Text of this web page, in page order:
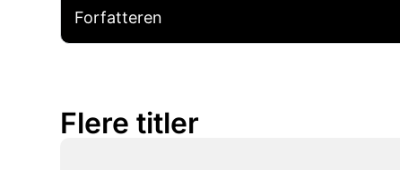
Forfatteren
Flere titler